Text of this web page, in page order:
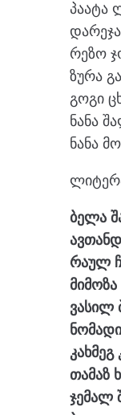
პაატა
რეზო
ზურა
გოგი
ნანა
ნანა
ბელა
რაულ
მიმოზა
ვასილ
კახმეგ
თამაზ
ჯემალ